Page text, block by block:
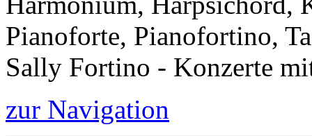
Pianoforte, Pianofortino,
Sally Fortino - Konzerte
zur Navigation